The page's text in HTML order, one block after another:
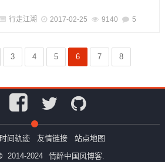
行走江湖 2017-02-25 9140 5
3 4 5 6 7 8
时间轨迹 友情链接
站点地图
2014-2024 情醉中国风博客.